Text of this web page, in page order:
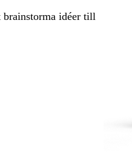
brainstorma idéer till